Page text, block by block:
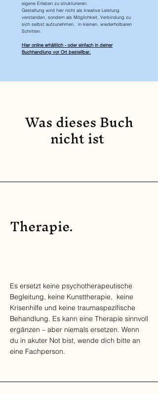
eigene Erleben zu strukturieren.
Gestaltung wird hier nicht als kreative Leistung
verstanden, sondern als Möglichkeit, Verbindung zu
sich selbst aufzunehmen, in kleinen, wiederholbaren
Schritten.
Hier online erhältlich - oder einfach in deiner
Buchhandlung vor Ort bestellbar.
Was dieses Buch
nicht ist
Therapie.
Es ersetzt keine psychotherapeutische
Begleitung, keine Kunsttherapie, keine
Krisenhilfe und keine traumaspezifische
Behandlung. Es kann eine Therapie sinnvoll
ergänzen – aber niemals ersetzen. Wenn
du in akuter Not bist, wende dich bitte an
eine Fachperson.